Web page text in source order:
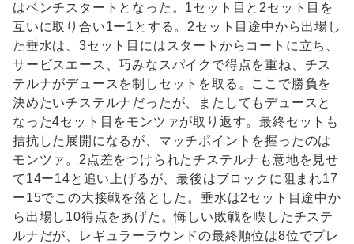
はベンチスタートとなった。1セット目と2セット目を
互いに取り合い1ー1とする。2セット目途中から出場し
た垂水は、3セット目にはスタートからコートに立ち、
サービスエース、巧みなスパイクで得点を重ね、チス
テルナがデュースを制しセットを取る。ここで勝負を
決めたいチステルナだったが、またしてもデュースと
なった4セット目をモンツァが取り返す。最終セットも
拮抗した展開になるが、マッチポイントを握ったのは
モンツァ。2点差をつけられたチステルナも意地を見せ
て14ー14と追い上げるが、最後はブロックに阻まれ17
ー15でこの大接戦を落とした。垂水は2セット目途中か
ら出場し10得点をあげた。悔しい敗戦を喫したチステ
ルナだが、レギュラーラウンドの最終順位は8位でプレ